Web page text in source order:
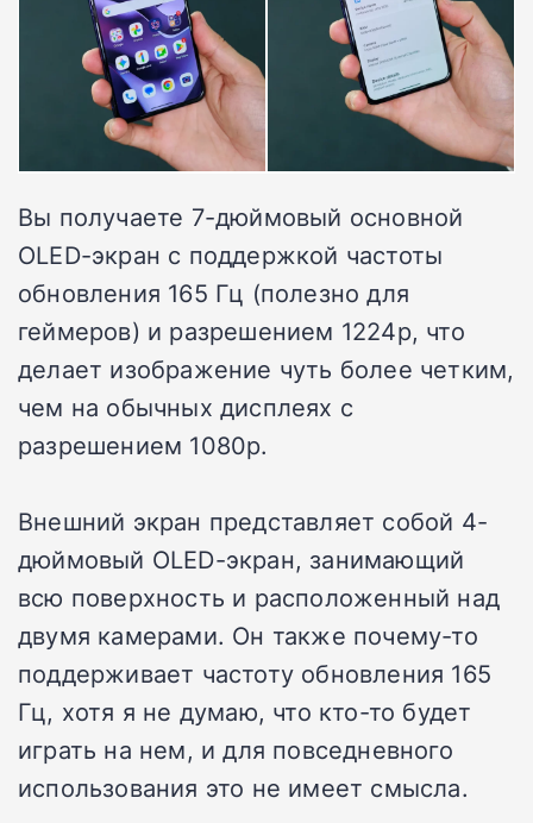
Вы получаете 7-дюймовый основной
OLED-экран с поддержкой частоты
обновления 165 Гц (полезно для
геймеров) и разрешением 1224p, что
делает изображение чуть более четким,
чем на обычных дисплеях с
разрешением 1080p.
Внешний экран представляет собой 4-
дюймовый OLED-экран, занимающий
всю поверхность и расположенный над
двумя камерами. Он также почему-то
поддерживает частоту обновления 165
Гц, хотя я не думаю, что кто-то будет
играть на нем, и для повседневного
использования это не имеет смысла.